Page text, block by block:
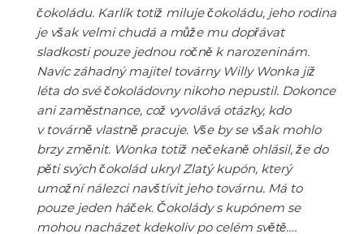
čokoládu. Karlík totiž miluje čokoládu, jeho rodina
je však velmi chudá a může mu dopřávat
sladkosti pouze jednou ročně k narozeninám.
Navíc záhadný majitel továrny Willy Wonka již
léta do své čokoládovny nikoho nepustil. Dokonce
ani zaměstnance, což vyvolává otázky, kdo
v továrně vlastně pracuje. Vše by se však mohlo
brzy změnit. Wonka totiž nečekaně ohlásil, že do
pěti svých čokolád ukryl Zlatý kupón, který
umožní nálezci navštívit jeho továrnu. Má to
pouze jeden háček. Čokolády s kupónem se
mohou nacházet kdekoliv po celém světě….